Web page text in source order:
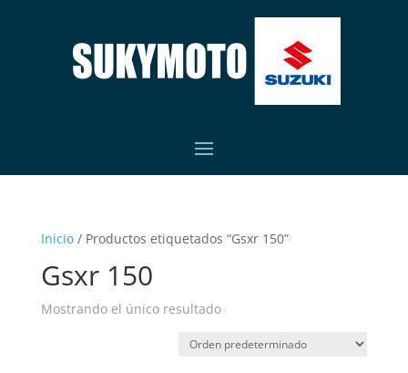
Inicio/ Productos etiquetados “Gsxr 150”
Gsxr 150
Mostrando el único resultado